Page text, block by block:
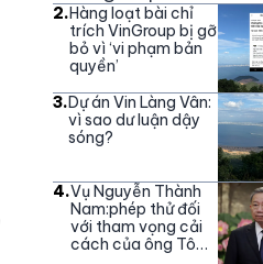
2.Hàng loạt bài chỉ
trích VinGroup bị gỡ
bỏ vì ‘vi phạm bản
quyền’
3.Dự án Vin Làng Vân:
vì sao dư luận dậy
sóng?
4.Vụ Nguyễn Thành
Nam:phép thử đối
với tham vọng cải
cách của ông Tô